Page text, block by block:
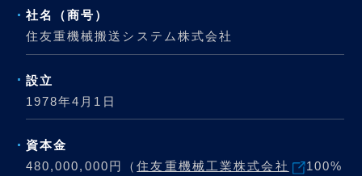
社名（商号）
住友重機械搬送システム株式会社
設立
1978年4月1日
資本金
480,000,000円（住友重機械工業株式会社
100%